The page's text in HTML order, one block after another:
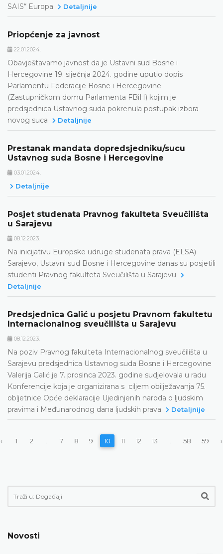
SAIS“ Europa
Detaljnije
Priopćenje za javnost
22.01.2024.
Obavještavamo javnost da je Ustavni sud Bosne i
Hercegovine 19. siječnja 2024. godine uputio dopis
Parlamentu Federacije Bosne i Hercegovine
(Zastupničkom domu Parlamenta FBiH) kojim je
predsjednica Ustavnog suda pokrenula postupak izbora
novog suca
Detaljnije
Prestanak mandata dopredsjedniku/sucu
Ustavnog suda Bosne i Hercegovine
03.01.2024.
Detaljnije
Posjet studenata Pravnog fakulteta Sveučilišta
u Sarajevu
08.12.2023.
Na inicijativu Europske udruge studenata prava (ELSA)
Sarajevo, Ustavni sud Bosne i Hercegovine danas su posjetili
studenti Pravnog fakulteta Sveučilišta u Sarajevu
Detaljnije
Predsjednica Galić u posjetu Pravnom fakultetu
Internacionalnog sveučilišta u Sarajevu
08.12.2023.
Na poziv Pravnog fakulteta Internacionalnog sveučilišta u
Sarajevu predsjednica Ustavnog suda Bosne i Hercegovine
Valerija Galić je 7. prosinca 2023. godine sudjelovala u radu
Konferencije koja je organizirana s ciljem obilježavanja 75.
obljetnice Opće deklaracije Ujedinjenih naroda o ljudskim
pravima i Međunarodnog dana ljudskih prava
Detaljnije
‹ 1 2 7 8 9 10 11 12 13 58 59 ›
Novosti